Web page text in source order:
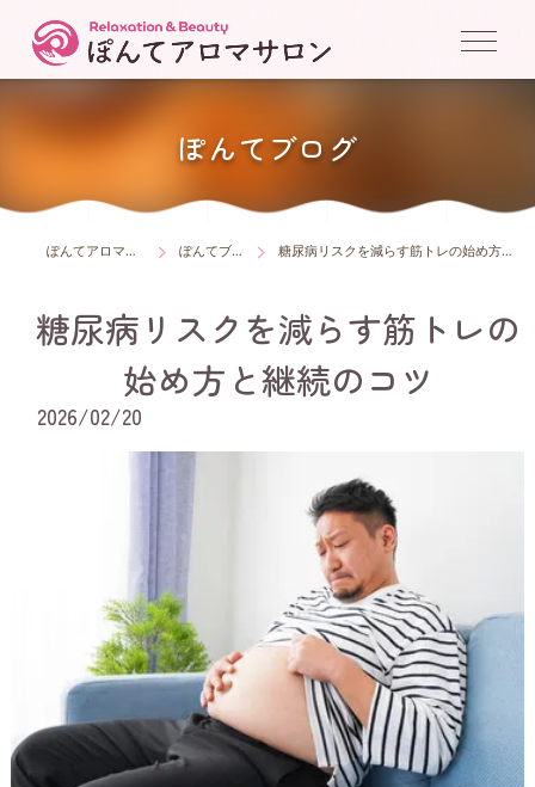
ぽんてブログ
ぽんてアロマサロン ぽんてブログ 糖尿病リスクを減らす筋トレの始め方と継続のコツ
糖尿病リスクを減らす筋トレの
始め方と継続のコツ
2026/02/20